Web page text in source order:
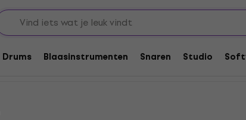
Drums Blaasinstrumenten Snaren Studio